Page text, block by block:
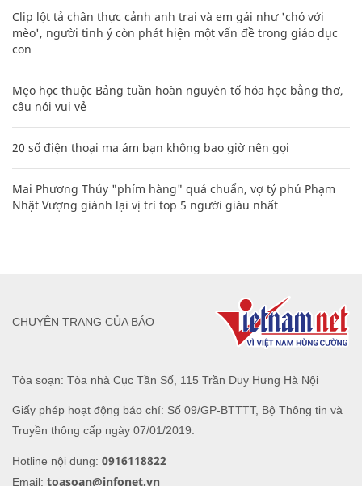
Clip lột tả chân thực cảnh anh trai và em gái như 'chó với
mèo', người tinh ý còn phát hiện một vấn đề trong giáo dục
con
Mẹo học thuộc Bảng tuần hoàn nguyên tố hóa học bằng thơ,
câu nói vui vẻ
20 số điện thoại ma ám bạn không bao giờ nên gọi
Mai Phương Thúy "phím hàng" quá chuẩn, vợ tỷ phú Phạm
Nhật Vượng giành lại vị trí top 5 người giàu nhất
Tòa soạn: Tòa nhà Cục Tần Số, 115 Trần Duy Hưng Hà Nội
Giấy phép hoạt động báo chí: Số 09/GP-BTTTT, Bộ Thông tin và
Truyền thông cấp ngày 07/01/2019.
Hotline nội dung: 0916118822
Email: toasoan@infonet.vn
CHUYÊN TRANG CỦA BÁO